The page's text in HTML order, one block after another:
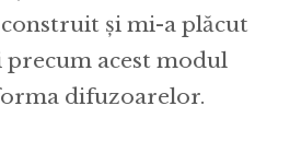
și mi-a plăcut
precum acest modul
difuzoarelor.